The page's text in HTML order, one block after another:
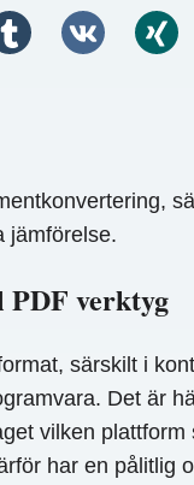
jämförelse.
PDF verktyg
särskilt i
Det är
vilken
har en